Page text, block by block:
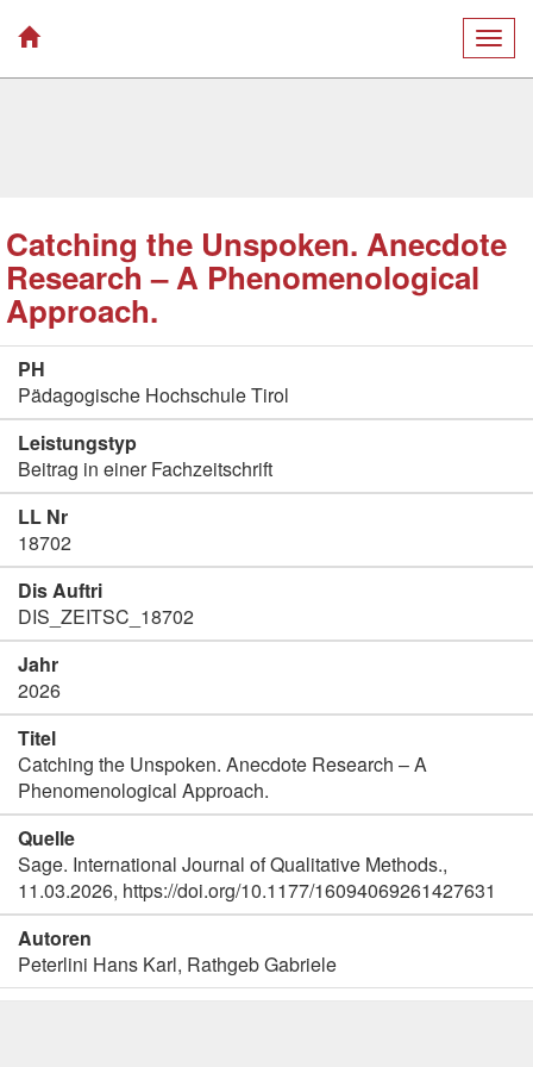
Catching the Unspoken. Anecdote
Research – A Phenomenological
Approach.
PH
Pädagogische Hochschule Tirol
Leistungstyp
Beitrag in einer Fachzeitschrift
LL Nr
18702
Dis Auftri
DIS_ZEITSC_18702
Jahr
2026
Titel
Catching the Unspoken. Anecdote Research – A
Phenomenological Approach.
Quelle
Sage. International Journal of Qualitative Methods.,
11.03.2026, https://doi.org/10.1177/16094069261427631
Autoren
Peterlini Hans Karl, Rathgeb Gabriele